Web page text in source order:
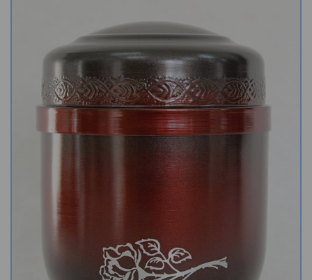
Doplňky do kuchyně
Hřbitovní doplňky
Zvířecí náhrobky a pomníčky
Kamenné stoly, konferenční stolky
Barevné kamenné drti
Štípané kamenné obklady
Gabiony, gabionový kámen
Údržba a čištění kamene